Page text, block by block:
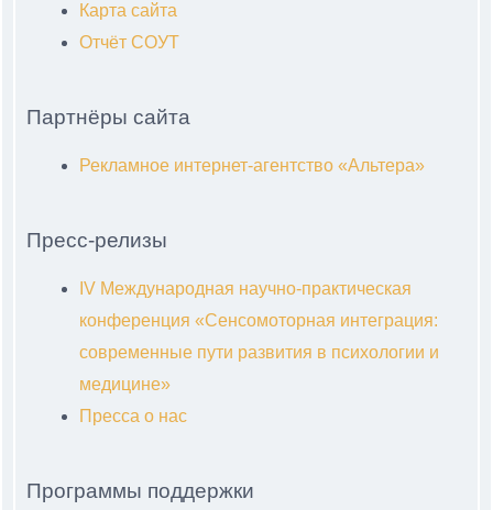
Карта сайта
Отчёт СОУТ
Партнёры сайта
Рекламное интернет-агентство «Альтера»
Пресс-релизы
IV Международная научно-практическая
конференция «Сенсомоторная интеграция:
современные пути развития в психологии и
медицине»
Пресса о нас
Программы поддержки